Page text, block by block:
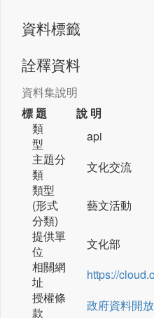
資料標籤
詮釋資料
資料集說明
標 題
說 明
類
型
api
主題分
類
文化交流
類型
(形式
分類)
藝文活動
提供單
位
文化部
相關網
址
https://
授權條
款
政府資料開